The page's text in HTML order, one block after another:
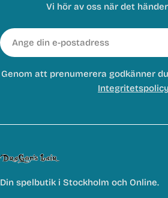
Vi hör av oss när det
E-
post
Genom att prenumerera godkänner
Din spelbutik i Stockholm och Online.